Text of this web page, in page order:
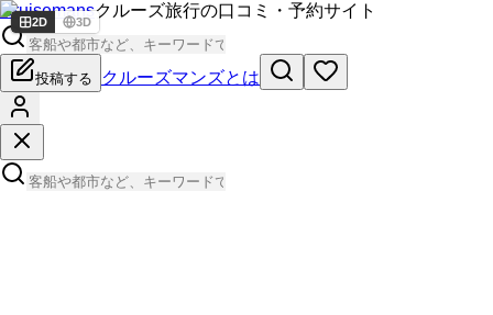
Cruisemansクルーズ旅行の口コミ・予約サイト
投稿する クルーズマンズとは
2D 3D